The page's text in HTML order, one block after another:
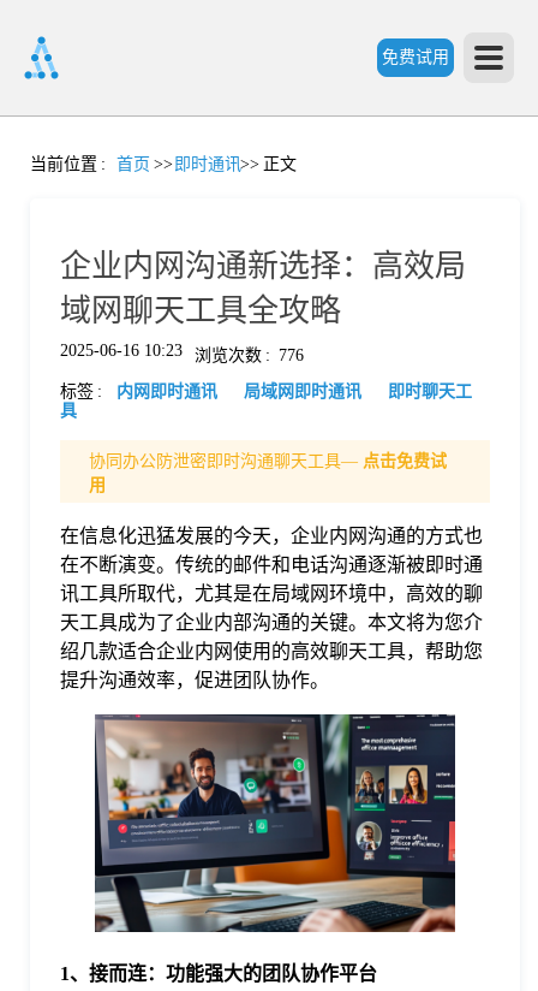
免费试用
首
格
当前位置 : 首页 >> 即时通讯>> 正文
企业内网沟通新选择：高效局
域网聊天工具全攻略
2025-06-16 10:23 浏览次数 : 776
标签 : 内网即时通讯 局域网即时通讯
即时聊天工
具
协同办公防泄密即时沟通聊天工具— 点击免费试
用
在信息化迅猛发展的今天，企业内网沟通的方式也
在不断演变。传统的邮件和电话沟通逐渐被即时通
讯工具所取代，尤其是在局域网环境中，高效的聊
天工具成为了企业内部沟通的关键。本文将为您介
绍几款适合企业内网使用的高效聊天工具，帮助您
提升沟通效率，促进团队协作。
1、接而连：功能强大的团队协作平台